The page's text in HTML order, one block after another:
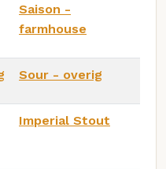
Saison -
farmhouse
Sour - overig
Imperial Stout